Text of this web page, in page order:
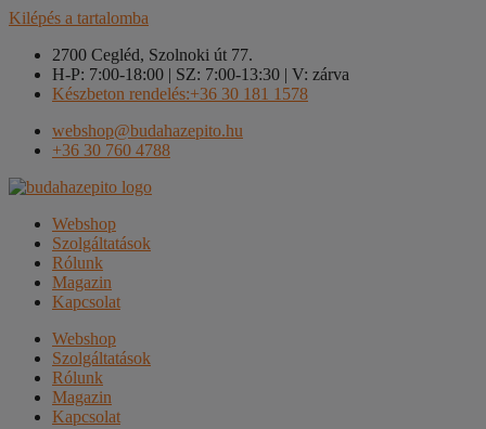
Kilépés a tartalomba
2700 Cegléd, Szolnoki út 77.
H-P: 7:00-18:00 | SZ: 7:00-13:30 | V: zárva
Készbeton rendelés:+36 30 181 1578
webshop@budahazepito.hu
+36 30 760 4788
Webshop
Szolgáltatások
Rólunk
Magazin
Kapcsolat
Webshop
Szolgáltatások
Rólunk
Magazin
Kapcsolat